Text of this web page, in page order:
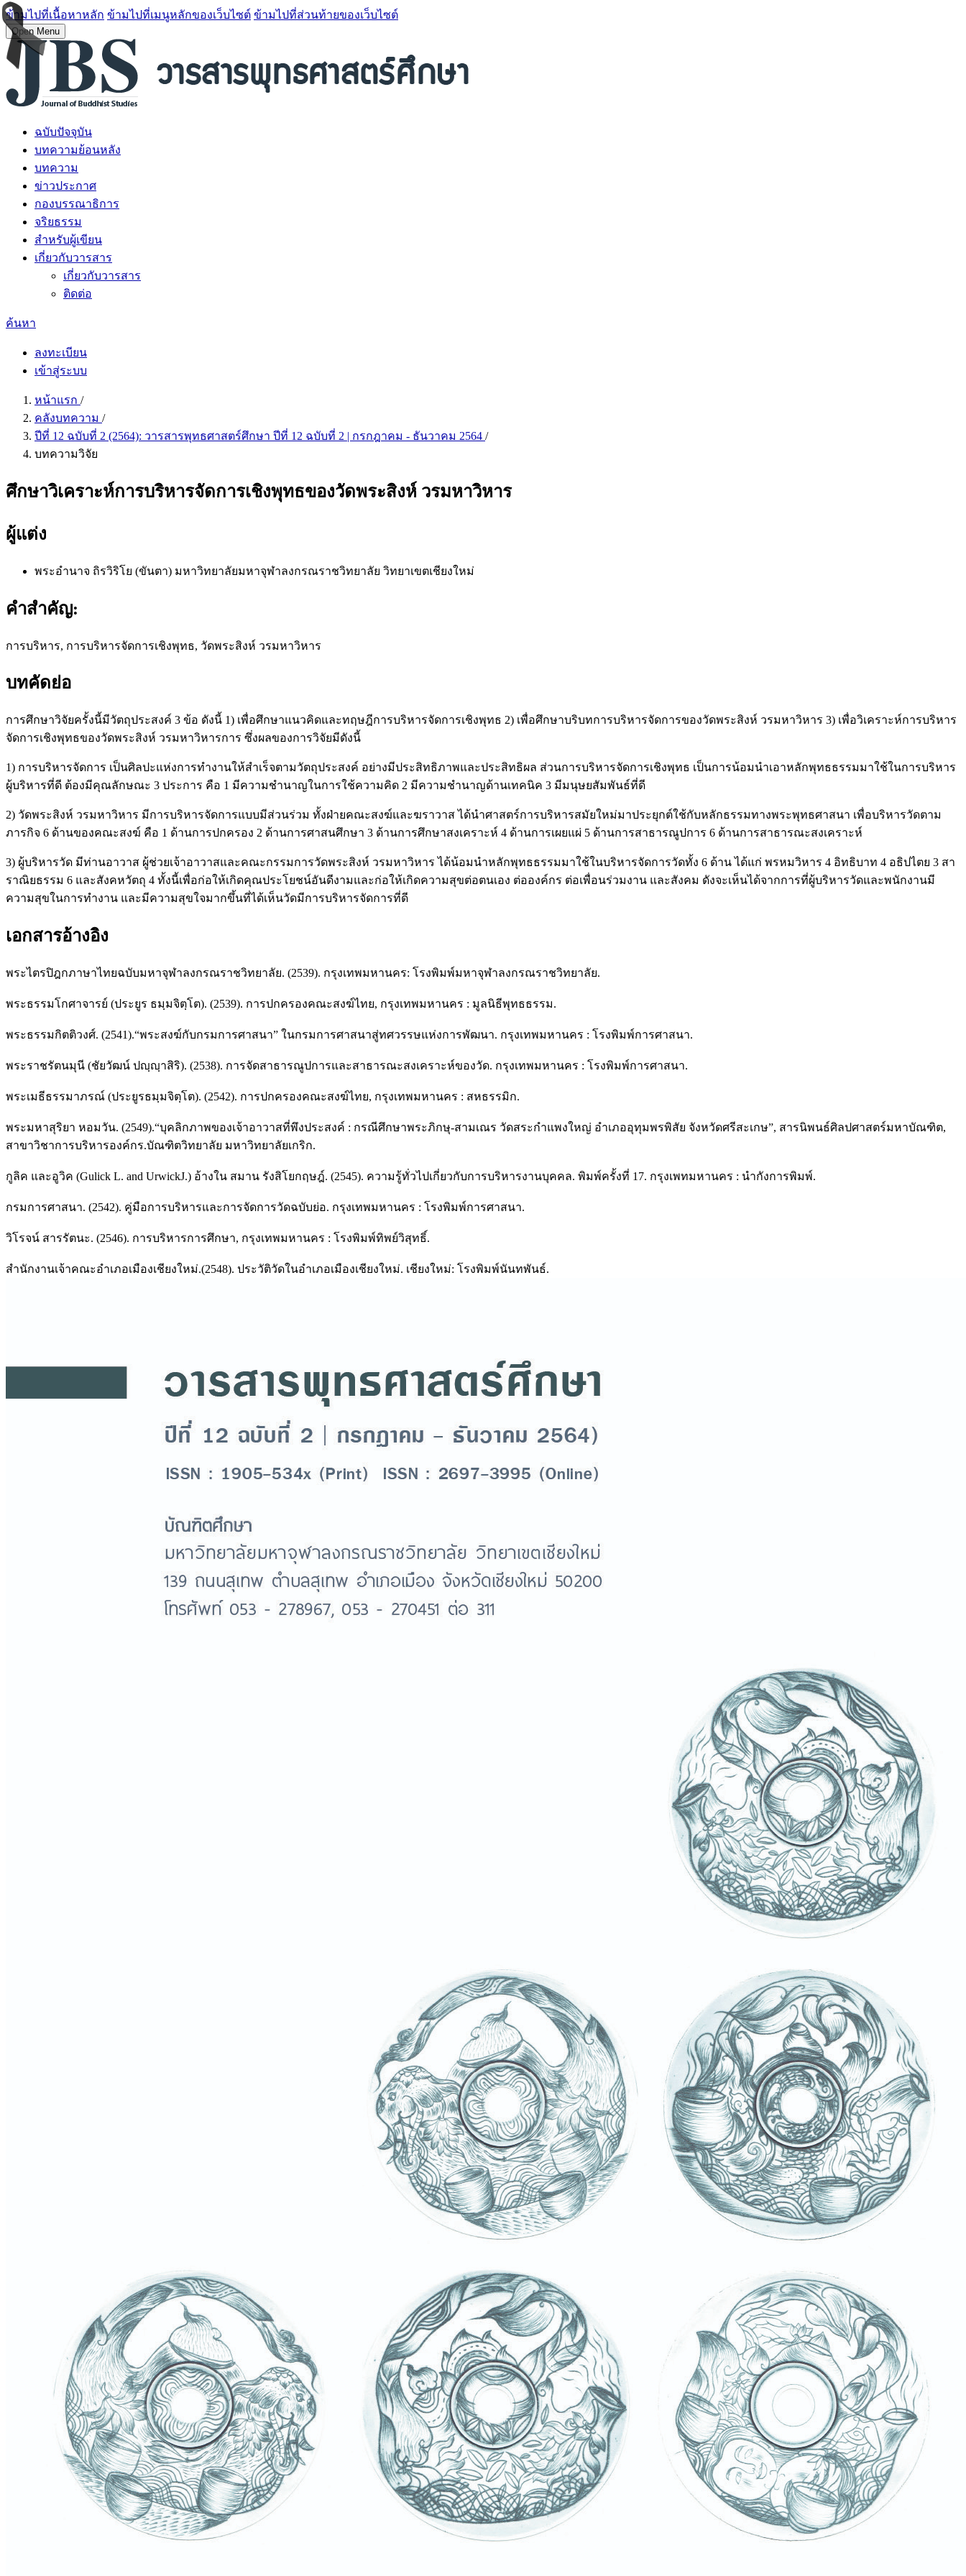
ข้ามไปที่เนื้อหาหลัก ข้ามไปที่เมนูหลักของเว็บไซต์ ข้ามไปที่ส่วนท้ายของเว็บไซต์
Open Menu
ฉบับปัจจุบัน
บทความย้อนหลัง
บทความ
ข่าวประกาศ
กองบรรณาธิการ
จริยธรรม
สำหรับผู้เขียน
เกี่ยวกับวารสาร
เกี่ยวกับวารสาร
ติดต่อ
ค้นหา
ลงทะเบียน
เข้าสู่ระบบ
หน้าแรก /
คลังบทความ /
ปีที่ 12 ฉบับที่ 2 (2564): วารสารพุทธศาสตร์ศึกษา ปีที่ 12 ฉบับที่ 2 | กรกฎาคม - ธันวาคม 2564 /
บทความวิจัย
ศึกษาวิเคราะห์การบริหารจัดการเชิงพุทธของวัดพระสิงห์ วรมหาวิหาร
ผู้แต่ง
พระอำนาจ ถิรวิริโย (ขันตา) มหาวิทยาลัยมหาจุฬาลงกรณราชวิทยาลัย วิทยาเขตเชียงใหม่
คำสำคัญ:
การบริหาร, การบริหารจัดการเชิงพุทธ, วัดพระสิงห์ วรมหาวิหาร
บทคัดย่อ
การศึกษาวิจัยครั้งนี้มีวัตถุประสงค์ 3 ข้อ ดังนี้ 1) เพื่อศึกษาแนวคิดและทฤษฎีการบริหารจัดการเชิงพุทธ 2) เพื่อศึกษาบริบทการบริหารจัดการของวัดพระสิงห์ วรมหาวิหาร 3) เพื่อวิเคราะห์การบริหาร
จัดการเชิงพุทธของวัดพระสิงห์ วรมหาวิหารการ ซึ่งผลของการวิจัยมีดังนี้
1) การบริหารจัดการ เป็นศิลปะแห่งการทำงานให้สำเร็จตามวัตถุประสงค์ อย่างมีประสิทธิภาพและประสิทธิผล ส่วนการบริหารจัดการเชิงพุทธ เป็นการน้อมนำเอาหลักพุทธธรรมมาใช้ในการบริหาร
ผู้บริหารที่ดี ต้องมีคุณลักษณะ 3 ประการ คือ 1 มีความชำนาญในการใช้ความคิด 2 มีความชำนาญด้านเทคนิค 3 มีมนุษยสัมพันธ์ที่ดี
2) วัดพระสิงห์ วรมหาวิหาร มีการบริหารจัดการแบบมีส่วนร่วม ทั้งฝ่ายคณะสงฆ์และฆราวาส ได้นำศาสตร์การบริหารสมัยใหม่มาประยุกต์ใช้กับหลักธรรมทางพระพุทธศาสนา เพื่อบริหารวัดตาม
ภารกิจ 6 ด้านของคณะสงฆ์ คือ 1 ด้านการปกครอง 2 ด้านการศาสนศึกษา 3 ด้านการศึกษาสงเคราะห์ 4 ด้านการเผยแผ่ 5 ด้านการสาธารณูปการ 6 ด้านการสาธารณะสงเคราะห์
3) ผู้บริหารวัด มีท่านอาวาส ผู้ช่วยเจ้าอาวาสและคณะกรรมการวัดพระสิงห์ วรมหาวิหาร ได้น้อมนำหลักพุทธธรรมมาใช้ในบริหารจัดการวัดทั้ง 6 ด้าน ได้แก่ พรหมวิหาร 4 อิทธิบาท 4 อธิปไตย 3 สา
ราณิยธรรม 6 และสังคหวัตถุ 4 ทั้งนี้เพื่อก่อให้เกิดคุณประโยชน์อันดีงามและก่อให้เกิดความสุขต่อตนเอง ต่อองค์กร ต่อเพื่อนร่วมงาน และสังคม ดังจะเห็นได้จากการที่ผู้บริหารวัดและพนักงานมี
ความสุขในการทำงาน และมีความสุขใจมากขึ้นที่ได้เห็นวัดมีการบริหารจัดการที่ดี
เอกสารอ้างอิง
พระไตรปิฎกภาษาไทยฉบับมหาจุฬาลงกรณราชวิทยาลัย. (2539). กรุงเทพมหานคร: โรงพิมพ์มหาจุฬาลงกรณราชวิทยาลัย.
พระธรรมโกศาจารย์ (ประยูร ธมฺมจิตฺโต). (2539). การปกครองคณะสงฆ์ไทย, กรุงเทพมหานคร : มูลนิธีพุทธธรรม.
พระธรรมกิตติวงศ์. (2541).“พระสงฆ์กับกรมการศาสนา” ในกรมการศาสนาสู่ทศวรรษแห่งการพัฒนา. กรุงเทพมหานคร : โรงพิมพ์การศาสนา.
พระราชรัตนมุนี (ชัยวัฒน์ ปญฺญฺาสิริ). (2538). การจัดสาธารณูปการและสาธารณะสงเคราะห์ของวัด. กรุงเทพมหานคร : โรงพิมพ์การศาสนา.
พระเมธีธรรมาภรณ์ (ประยูรธมฺมจิตฺโต). (2542). การปกครองคณะสงฆ์ไทย, กรุงเทพมหานคร : สหธรรมิก.
พระมหาสุริยา หอมวัน. (2549).“บุคลิกภาพของเจ้าอาวาสที่พึงประสงค์ : กรณีศึกษาพระภิกษุ-สามเณร วัดสระกำแพงใหญ่ อำเภออุทุมพรพิสัย จังหวัดศรีสะเกษ”, สารนิพนธ์ศิลปศาสตร์มหาบัณฑิต,
สาขาวิชาการบริหารองค์กร.บัณฑิตวิทยาลัย มหาวิทยาลัยเกริก.
กูลิค และอูวิค (Gulick L. and UrwickJ.) อ้างใน สมาน รังสิโยกฤษฎ์. (2545). ความรู้ทั่วไปเกี่ยวกับการบริหารงานบุคคล. พิมพ์ครั้งที่ 17. กรุงเพทมหานคร : นำกังการพิมพ์.
กรมการศาสนา. (2542). คู่มือการบริหารและการจัดการวัดฉบับย่อ. กรุงเทพมหานคร : โรงพิมพ์การศาสนา.
วิโรจน์ สารรัตนะ. (2546). การบริหารการศึกษา, กรุงเทพมหานคร : โรงพิมพ์ทิพย์วิสุทธิ์.
สำนักงานเจ้าคณะอำเภอเมืองเชียงใหม่.(2548). ประวัติวัดในอำเภอเมืองเชียงใหม่. เชียงใหม่: โรงพิมพ์นันทพันธ์.